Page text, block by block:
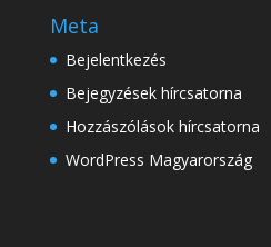
Meta
Bejelentkezés
Bejegyzések hírcsatorna
Hozzászólások hírcsatorna
WordPress Magyarország